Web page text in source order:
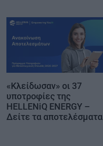
«Κλείδωσαν» οι 37
υποτροφίες της
HELLENiQ ENERGY –
Δείτε τα αποτελέσματα